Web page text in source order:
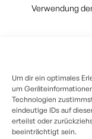
Um dir ein optimales
um
Technologien
eindeutige IDs auf
erteilst oder
beeinträchtigt sein.
Verwendung